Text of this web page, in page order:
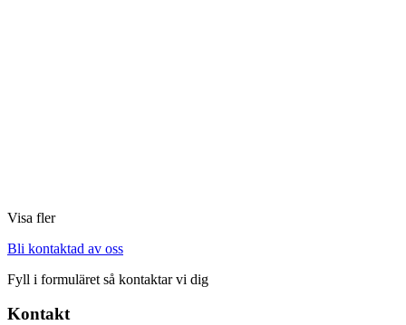
Visa fler
Bli kontaktad av oss
Fyll i formuläret så kontaktar vi dig
Kontakt